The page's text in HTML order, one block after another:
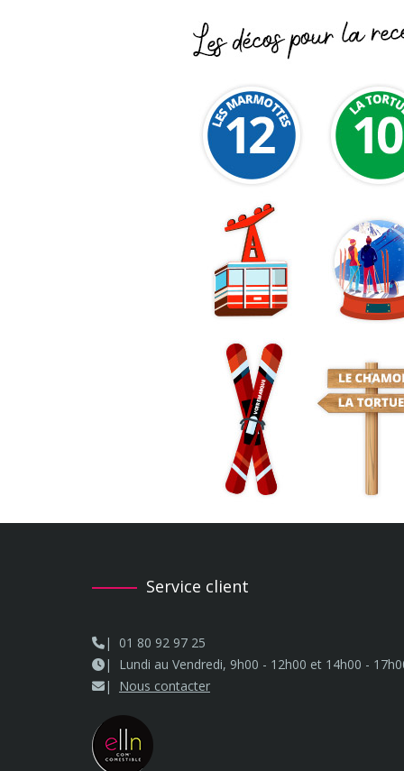
Service client
01 80 92 97 25
Lundi au Vendredi, 9h00 - 12h00 et 14h00 -
Nous contacter